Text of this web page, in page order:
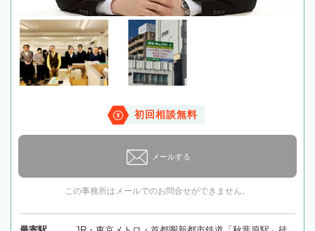
初回相談無料
メールする
この事務所はメールでのお問合せができません。